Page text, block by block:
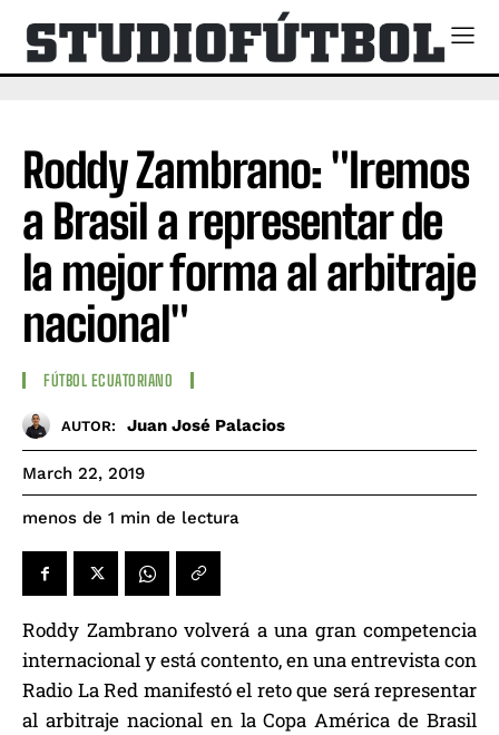
Roddy Zambrano: "Iremos
a Brasil a representar de
la mejor forma al arbitraje
nacional"
FÚTBOL ECUATORIANO
AUTOR: Juan José Palacios
March 22, 2019
menos de 1 min de lectura
Roddy Zambrano volverá a una gran competencia
internacional y está contento, en una entrevista con
Radio La Red manifestó el reto que será representar
al arbitraje nacional en la Copa América de Brasil